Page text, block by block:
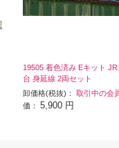
19505 着色済み Eキット
台 身延線 2両セット
卸価格(税抜)： 取引中の会
価： 5,900 円